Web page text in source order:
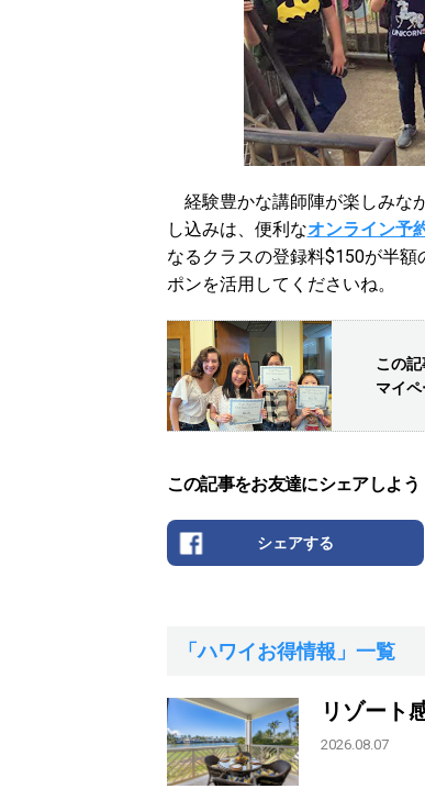
経験豊かな講師陣が楽しみな
し込みは、便利なオンライン予
なるクラスの登録料$150が半額
ポンを活用してくださいね。
この
マイペ
この記事をお友達にシェアしよう
シェアする
「ハワイお得情報」一覧
リゾート
2026.08.07